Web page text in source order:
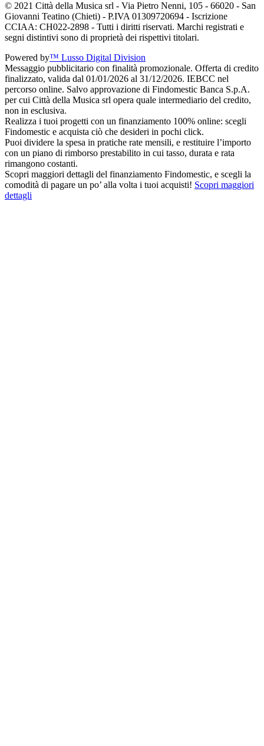
© 2021 Città della Musica srl - Via Pietro Nenni, 105 - 66020 - San
Giovanni Teatino (Chieti) - P.IVA 01309720694 - Iscrizione
CCIAA: CH022-2898 - Tutti i diritti riservati. Marchi registrati e
segni distintivi sono di proprietà dei rispettivi titolari.
Powered by™ Lusso Digital Division
Messaggio pubblicitario con finalità promozionale. Offerta di credito
finalizzato, valida dal 01/01/2026 al 31/12/2026. IEBCC nel
percorso online. Salvo approvazione di Findomestic Banca S.p.A.
per cui Città della Musica srl opera quale intermediario del credito,
non in esclusiva.
Realizza i tuoi progetti con un finanziamento 100% online: scegli
Findomestic e acquista ciò che desideri in pochi click.
Puoi dividere la spesa in pratiche rate mensili, e restituire l’importo
con un piano di rimborso prestabilito in cui tasso, durata e rata
rimangono costanti.
Scopri maggiori dettagli del finanziamento Findomestic, e scegli la
comodità di pagare un po’ alla volta i tuoi acquisti! Scopri maggiori
dettagli